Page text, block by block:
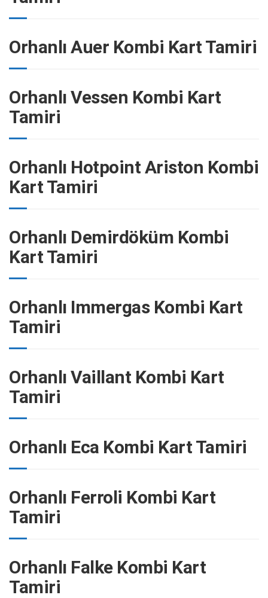
Orhanlı Auer Kombi Kart Tamiri
Orhanlı Vessen Kombi Kart
Tamiri
Orhanlı Hotpoint Ariston Kombi
Kart Tamiri
Orhanlı Demirdöküm Kombi
Kart Tamiri
Orhanlı Immergas Kombi Kart
Tamiri
Orhanlı Vaillant Kombi Kart
Tamiri
Orhanlı Eca Kombi Kart Tamiri
Orhanlı Ferroli Kombi Kart
Tamiri
Orhanlı Falke Kombi Kart
Tamiri